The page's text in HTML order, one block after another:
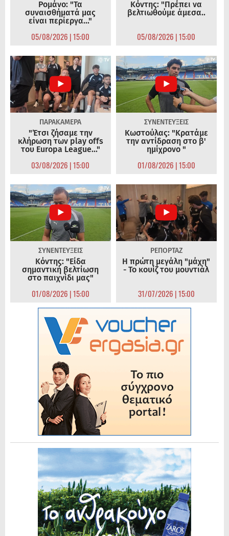
Ρομάνο: "Τα
συναισθήματά μας
είναι περίεργα..."
05/08/2026 | 15:00
Κόντης: "Πρέπει να
βελτιωθούμε άμεσα..
05/08/2026 | 15:00
ΠΑΡΑΚΑΜΕΡΑ
"Έτσι ζήσαμε την
κλήρωση των play offs
του Europa League..."
03/08/2026 | 15:00
ΣΥΝΕΝΤΕΥΞΕΙΣ
Κωστούλας: "Κρατάμε
την αντίδραση στο β'
ημίχρονο "
01/08/2026 | 15:00
ΣΥΝΕΝΤΕΥΞΕΙΣ
Κόντης: "Είδα
σημαντική βελτίωση
στο παιχνίδι μας"
01/08/2026 | 15:00
ΡΕΠΟΡΤΑΖ
Η πρώτη μεγάλη "μάχη"
- Το κουίζ του μουντιάλ
31/07/2026 | 15:00